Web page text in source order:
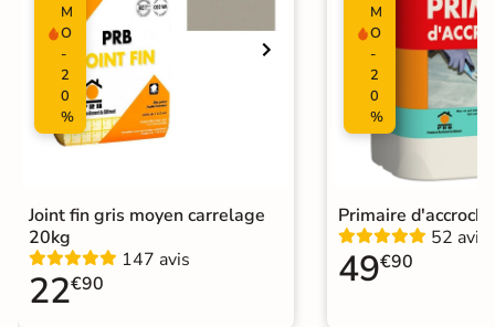
Nombres de
tampons
Résistant au Gel
Plancher
Chauffant
Oui
Conditionnement
M
O
-
2
0
%
Joint fin gris moyen carrelage
20kg
147 avis
22€90
M
O
-
2
0
%
Primaire
52 avis
49€90